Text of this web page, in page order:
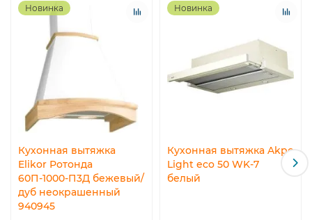
Новинка
Кухонная вытяжка
Elikor Ротонда
60П-1000-П3Д бежевый/
дуб неокрашенный
940945
Новинка
Кухонная вытяжка Akpo
Light eco 50 WK-7
белый